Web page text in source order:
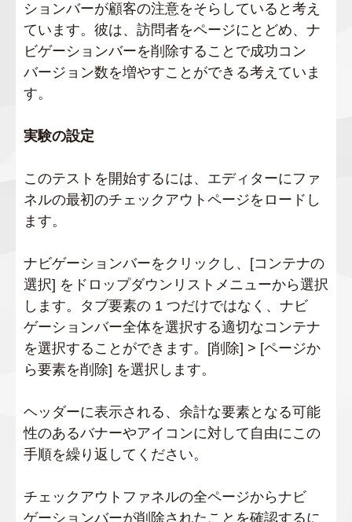
ションバーが顧客の注意をそらしていると考え
ています。彼は、訪問者をページにとどめ、ナ
ビゲーションバーを削除することで成功コン
バージョン数を増やすことができる考えていま
す。
実験の設定
このテストを開始するには、エディターにファ
ネルの最初のチェックアウトページをロードし
ます。
ナビゲーションバーをクリックし、[コンテナの
選択] をドロップダウンリストメニューから選択
します。タブ要素の 1 つだけではなく、ナビ
ゲーションバー全体を選択する適切なコンテナ
を選択することができます。[削除] > [ページか
ら要素を削除] を選択します。
ヘッダーに表示される、余計な要素となる可能
性のあるバナーやアイコンに対して自由にこの
手順を繰り返してください。
チェックアウトファネルの全ページからナビ
ゲーションバーが削除されたことを確認するに